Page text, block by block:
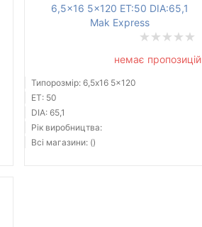
6,5x16 5x120 ET:50 DIA:65,1
Mak Express
немає пропозицій
Типорозмір: 6,5x16 5x120
ET: 50
DIA: 65,1
Рік виробництва:
Всі магазини: ()